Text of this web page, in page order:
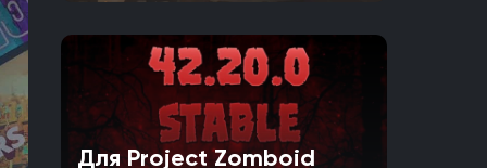
Для Project Zomboid